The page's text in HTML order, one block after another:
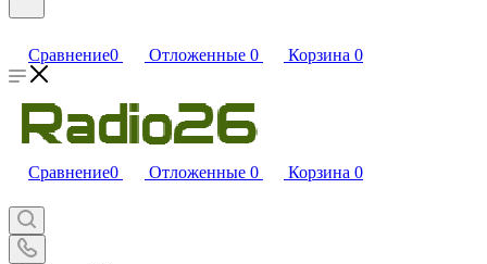
Сравнение0 Отложенные 0 Корзина 0
Сравнение0 Отложенные 0 Корзина 0